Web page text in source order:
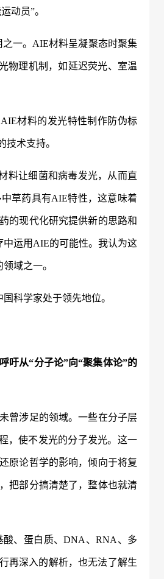
动员”。
一。AIE材料呈凝聚态时聚集
物理机制，如延迟荧光、室温
材料的发光特性制作防伪标
术支持。
料让细菌和病毒发光，从而直
草药具有AIE特性，这意味着
的现代化研究提供新的思路和
运用AIE的可能性。我认为这
域之一。
科学家处于领先地位。
吁从“分子论”向“聚集体论”的
曾涉足的领域。一些在分子层
使不发光的分子发光。这一
原论哲学的影响，倾向于将复
把部分搞清楚了，整体也就清
酸、蛋白质、DNA、RNA、多
再深入的解析，也无法了解生